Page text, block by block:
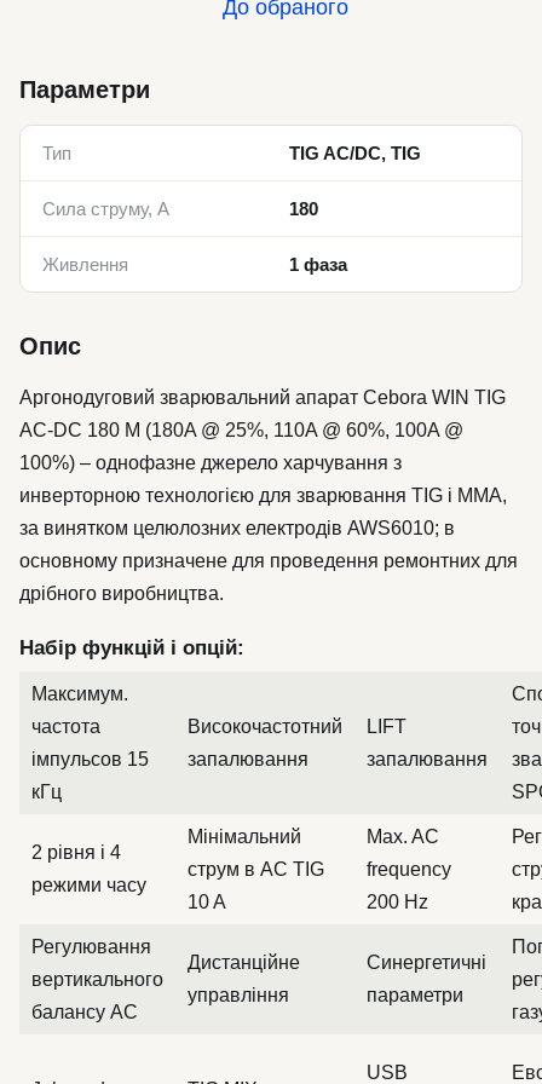
До обраного
Параметри
Тип TIG AC/DC, TIG
Сила струму, А 180
Живлення 1 фаза
Опис
Аргонодуговий зварювальний апарат Cebora WIN TIG
AC-DC 180 M (180A @ 25%, 110A @ 60%, 100A @
100%) – однофазне джерело харчування з
инверторною технологією для зварювання TIG і MMA,
за винятком целюлозних електродів AWS6010; в
основному призначене для проведення ремонтних для
дрібного виробництва.
Набір функцій і опцій:
Максимум.
частота
імпульсов 15
кГц
Високочастотний
запалювання
LIFT
запалювання
2 рівня і 4
режими часу
Мінімальний
струм в AC TIG
10 A
Max. AC
frequency
200 Hz
Регулювання
вертикального
балансу AC
Дистанційне
управління
Синергетичні
параметри
USB